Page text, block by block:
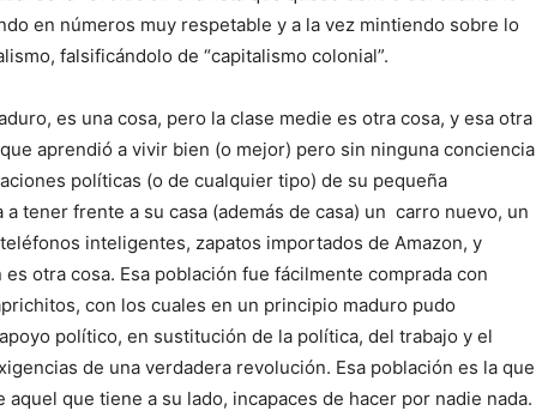
en números muy respetable y a la vez mintiendo sobre lo
falsificándolo de “capitalismo colonial”.
es una cosa, pero la clase medie es otra cosa, y esa otra
aprendió a vivir bien (o mejor) pero sin ninguna conciencia
políticas (o de cualquier tipo) de su pequeña
tener frente a su casa (además de casa) un carro nuevo, un
inteligentes, zapatos importados de Amazon, y
otra cosa. Esa población fue fácilmente comprada con
con los cuales en un principio maduro pudo
político, en sustitución de la política, del trabajo y el
de una verdadera revolución. Esa población es la que
que tiene a su lado, incapaces de hacer por nadie nada.